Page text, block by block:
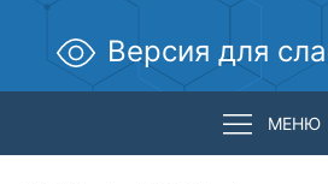
Версия для
МЕНЮ